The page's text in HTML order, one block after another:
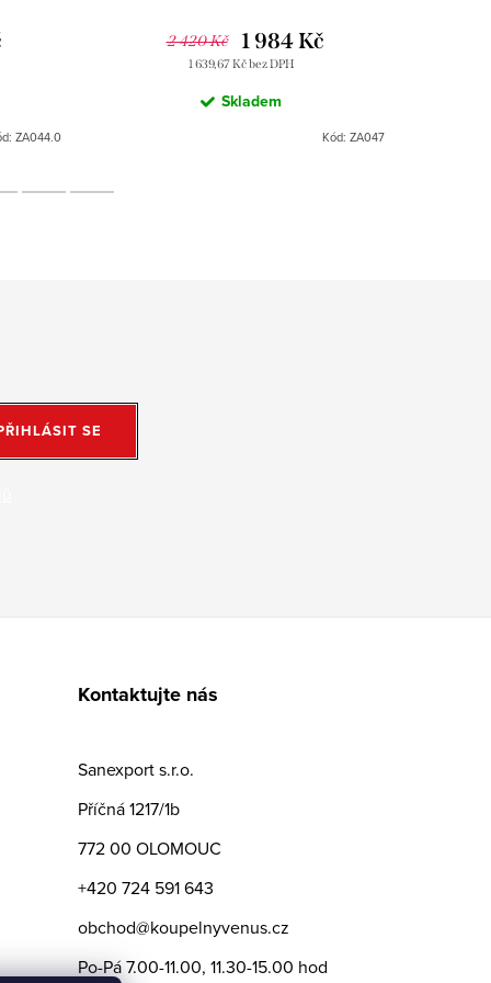
ZA044.0
2 420 Kč
1 639,67 Kč bez DPH
1 984 Kč
Skladem
Kód: ZA047
SE
Kontaktujte nás
Sanexport s.r.o.
Příčná 1217/1b
772 00 OLOMOUC
+420 724 591 643
obchod@koupelnyvenus.cz
Po-Pá 7.00-11.00, 11.30-15.00 hod